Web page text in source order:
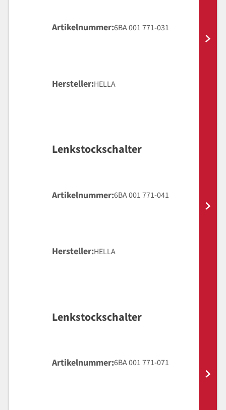
Artikelnummer 6BA 001 771-031
Hersteller HELLA
Lenkstockschalter
Artikelnummer 6BA 001 771-041
Hersteller HELLA
Lenkstockschalter
Artikelnummer 6BA 001 771-071